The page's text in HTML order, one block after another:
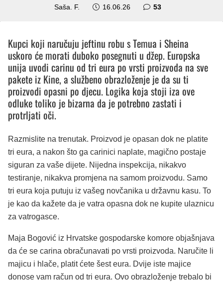
Saša. F. 16.06.26 53komentara
Kupci koji naručuju jeftinu robu s Temua i Sheina
uskoro će morati duboko posegnuti u džep. Europska
unija uvodi carinu od tri eura po vrsti proizvoda na sve
pakete iz Kine, a službeno obrazloženje je da su ti
proizvodi opasni po djecu. Logika koja stoji iza ove
odluke toliko je bizarna da je potrebno zastati i
protrljati oči.
Razmislite na trenutak. Proizvod je opasan dok ne platite
tri eura, a nakon što ga carinici naplate, magično postaje
siguran za vaše dijete. Nijedna inspekcija, nikakvo
testiranje, nikakva promjena na samom proizvodu. Samo
tri eura koja putuju iz vašeg novčanika u državnu kasu. To
je kao da kažete da je vatra opasna dok ne kupite ulaznicu
za vatrogasce.
Maja Bogović iz Hrvatske gospodarske komore objašnjava
da će se carina obračunavati po vrsti proizvoda. Naručite li
majicu i hlače, platit ćete šest eura. Dvije iste majice
donose vam račun od tri eura. Ovo obrazloženje trebalo bi